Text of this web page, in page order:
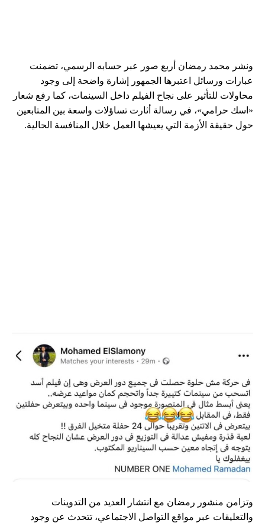
ونشر محمد رمضان أربع صور عبر حسابه الرسمي، تضمنت
عبارات ورسائل اعتبرها الجمهور إشارة واضحة إلى وجود
محاولات للتأثير على نجاح الفيلم داخل السينمات، كما رفع شعار
«اسك حرامي»، في رسالة أثارت تساؤلات واسعة بين المتابعين
حول حقيقة الأزمة التي يعيشها العمل خلال المنافسة الحالية.
وتزامن منشور رمضان مع انتشار العديد من التدوينات
والتعليقات عبر مواقع التواصل الاجتماعي، تتحدث عن وجود